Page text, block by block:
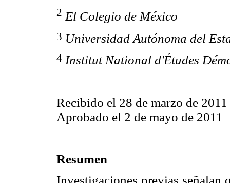
2 El Colegio de México
3 Universidad Autónoma del
4 Institut National d'Études
Recibido el 28 de marzo de 2011
Aprobado el 2 de mayo de 2011
Resumen